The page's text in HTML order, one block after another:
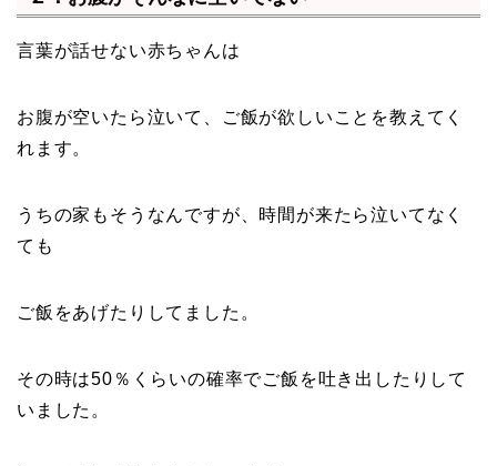
言葉が話せない赤ちゃんは
お腹が空いたら泣いて、ご飯が欲しいことを教えてく
れます。
うちの家もそうなんですが、時間が来たら泣いてなく
ても
ご飯をあげたりしてました。
その時は50％くらいの確率でご飯を吐き出したりして
いました。